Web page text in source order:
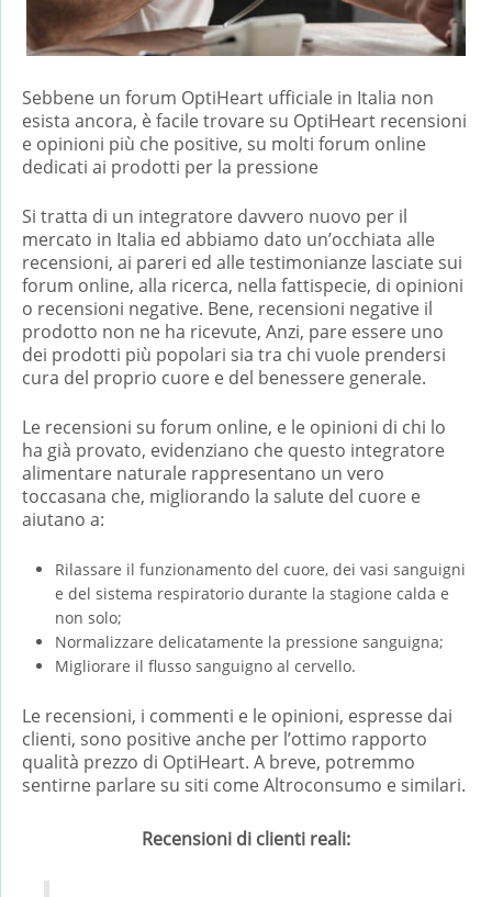
Sebbene un forum OptiHeart ufficiale in Italia non
esista ancora, è facile trovare su OptiHeart recensioni
e opinioni più che positive, su molti forum online
dedicati ai prodotti per la pressione
Si tratta di un integratore davvero nuovo per il
mercato in Italia ed abbiamo dato un’occhiata alle
recensioni, ai pareri ed alle testimonianze lasciate sui
forum online, alla ricerca, nella fattispecie, di opinioni
o recensioni negative. Bene, recensioni negative il
prodotto non ne ha ricevute, Anzi, pare essere uno
dei prodotti più popolari sia tra chi vuole prendersi
cura del proprio cuore e del benessere generale.
Le recensioni su forum online, e le opinioni di chi lo
ha già provato, evidenziano che questo integratore
alimentare naturale rappresentano un vero
toccasana che, migliorando la salute del cuore e
aiutano a:
Rilassare il funzionamento del cuore, dei vasi sanguigni
e del sistema respiratorio durante la stagione calda e
non solo;
Normalizzare delicatamente la pressione sanguigna;
Migliorare il flusso sanguigno al cervello.
Le recensioni, i commenti e le opinioni, espresse dai
clienti, sono positive anche per l’ottimo rapporto
qualità prezzo di OptiHeart. A breve, potremmo
sentirne parlare su siti come Altroconsumo e similari.
Recensioni di clienti reali: